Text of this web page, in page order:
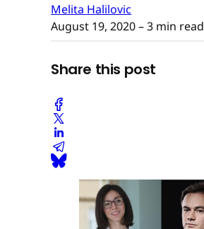
Melita Halilovic
August 19, 2020– 3 min read
Share this post